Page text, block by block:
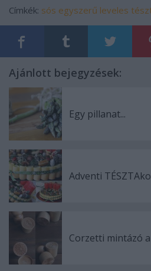
Címkék: sós egyszerű leveles
Ajánlott bejegyzések:
Egy pillanat...
Adventi
Corzetti mintázó